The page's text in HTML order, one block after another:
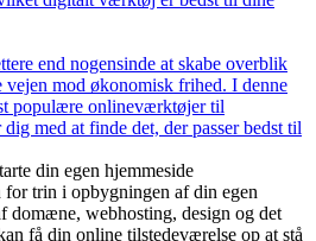
end nogensinde at skabe overblik
mod økonomisk frihed. I denne
populære onlineværktøjer til
med at finde det, der passer bedst til
din egen hjemmeside
trin i opbygningen af din egen
domæne, webhosting, design og det
få din online tilstedeværelse op at stå